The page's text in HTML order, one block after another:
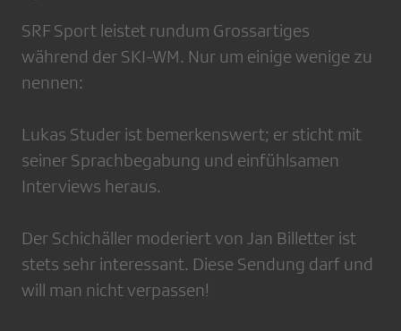
SRF Sport leistet rundum Grossartiges
während der SKI-WM. Nur um einige wenige zu
nennen:
Lukas Studer ist bemerkenswert; er sticht mit
seiner Sprachbegabung und einfühlsamen
Interviews heraus.
Der Schichäller moderiert von Jan Billetter ist
stets sehr interessant. Diese Sendung darf und
will man nicht verpassen!